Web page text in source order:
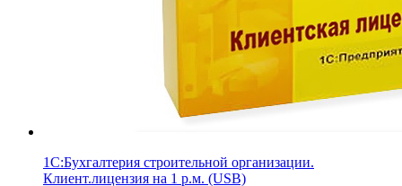
1С:Бухгалтерия строительной организации.
Клиент.лицензия на 1 р.м. (USB)